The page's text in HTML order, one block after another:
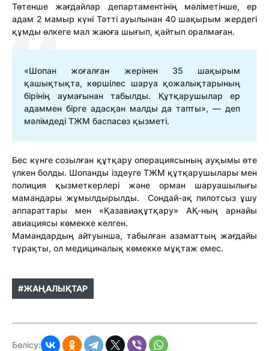
Төтенше жағдайлар департаментінің мәліметінше, ер
адам 2 мамыр күні Тәтті ауылынан 40 шақырым жердегі
құмды өлкеге мал жаюға шығып, қайтып оралмаған.
«Шопан жоғалған жерінен 35 шақырым
қашықтықта, көршілес шаруа қожалықтарының
бірінің аумағынан табылды. Құтқарушылар ер
адаммен бірге адасқан малды да тапты», — деп
мәлімдеді ТЖМ баспасөз қызметі.
Бес күнге созылған құтқару операциясының ауқымы өте
үлкен болды. Шопанды іздеуге ТЖМ құтқарушылары мен
полиция қызметкерлері және орман шаруашылығы
мамандары жұмылдырылды. Сондай-ақ пилотсыз ұшу
аппараттары мен «Қазавиақұтқару» АҚ-ның арнайы
авиациясы көмекке келген.
Мамандардың айтуынша, табылған азаматтың жағдайы
тұрақты, ол медициналық көмекке мұқтаж емес.
#ЖАҢАЛЫҚТАР
Бөлісу: